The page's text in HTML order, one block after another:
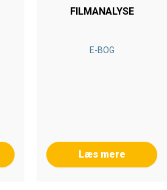
FILMANALYSE
E-BOG
Læs mere